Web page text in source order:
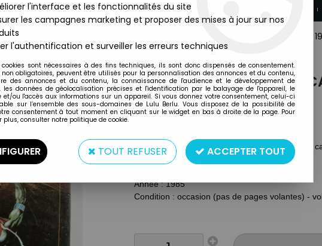
MARQUES TYPE DE PRODUIT
Produits Dérivés Thundercats (Cosmocats) - Marvel Comics Annual
Marvel Comics
THUNDERCATS
ANNUAL 1985
Type : Bandes Dessinées - Comics (couverture
Taille : 29x20cm
Année : 1985
Condition : occasion (pas de pages volantes) -
l'interface et les fonctionnalités du site
les campagnes marketing et proposer des mises à jour sur nos
l'authentification et surveiller les erreurs techniques
cookies sont nécessaires à des fins techniques, ils sont donc dispensés de consentement.
non obligatoires, peuvent être utilisés pour la personnalisation des annonces et du contenu,
des annonces et du contenu, la connaissance de l'audience et le développement de
les données de géolocalisation précises et l'identification par le balayage de l'appareil, le
et/ou l'accès aux informations sur un appareil. Si vous donnez votre consentement, celui-ci
sur l’ensemble des sous-domaines de Lulu Berlu. Vous disposez de la possibilité de
consentement à tout moment en cliquant sur le widget en bas à droite de la page. Pour
plus, consulter notre politique de cookie.
TOUT REFUSER ACCEPTER TOUT